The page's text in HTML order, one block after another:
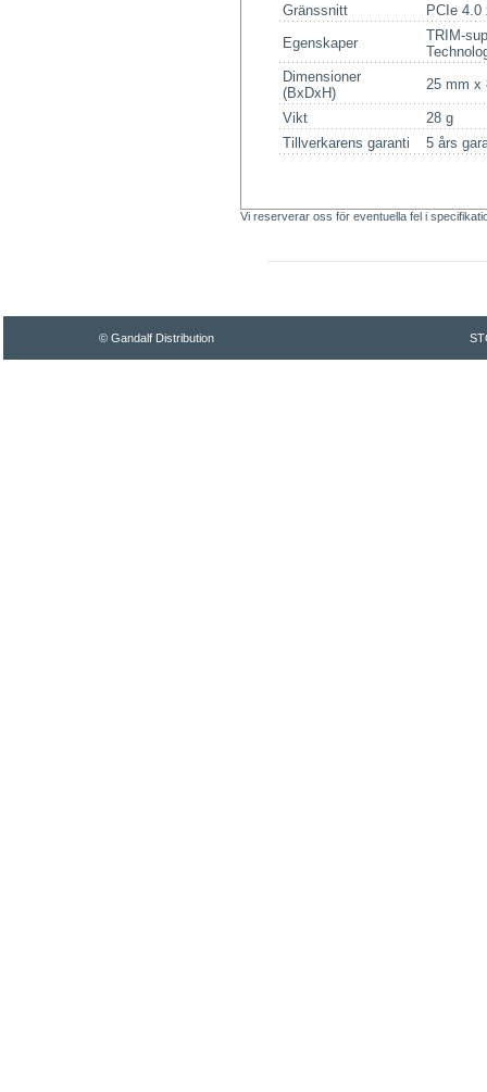
Gränssnitt
PCIe 4.0
Egenskaper
TRIM-
Dimensioner
(BxDxH)
25 mm x
Vikt
28 g
Tillverkarens garanti
5 års
Vi reserverar oss för eventuella fel i
© Gandalf Distribution